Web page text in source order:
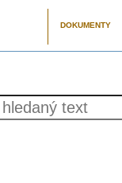
DOKUMENTY